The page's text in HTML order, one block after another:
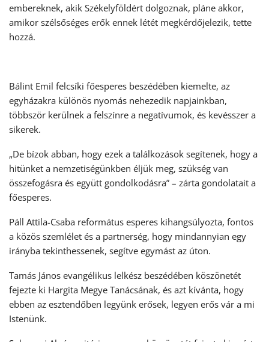
embereknek, akik Székelyföldért dolgoznak, pláne akkor,
amikor szélsőséges erők ennek létét megkérdőjelezik, tette
hozzá.
Bálint Emil felcsíki főesperes beszédében kiemelte, az
egyházakra különös nyomás nehezedik napjainkban,
többször kerülnek a felszínre a negatívumok, és kevésszer a
sikerek.
„De bízok abban, hogy ezek a találkozások segítenek, hogy a
hitünket a nemzetiségünkben éljük meg, szükség van
összefogásra és együtt gondolkodásra” – zárta gondolatait a
főesperes.
Páll Attila-Csaba református esperes kihangsúlyozta, fontos
a közös szemlélet és a partnerség, hogy mindannyian egy
irányba tekinthessenek, segítve egymást az úton.
Tamás János evangélikus lelkész beszédében köszönetét
fejezte ki Hargita Megye Tanácsának, és azt kívánta, hogy
ebben az esztendőben legyünk erősek, legyen erős vár a mi
Istenünk.